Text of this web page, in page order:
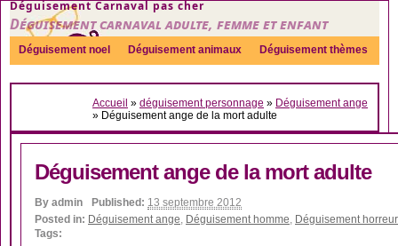
Déguisement Carnaval pas cher
Déguisement carnaval adulte, femme et enfant
Déguisement noel Déguisement animaux Déguisement thèmes
Sexy Déguisement couple Déguisements par genre Idées
Accueil » déguisement personnage » Déguisement ange
» Déguisement ange de la mort adulte
Déguisement ange de la mort adulte
By admin Published: 13 septembre 2012
Posted in: Déguisement ange, Déguisement homme, Déguisement horreur
Tags: